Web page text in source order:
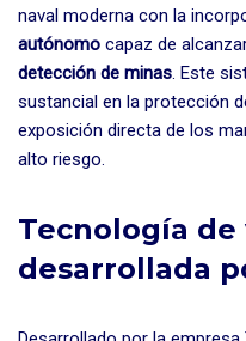
naval moderna con la
autónomo capaz de
detección de minas. Este
sustancial en la protección
exposición directa de los
alto riesgo.
Tecnología de
desarrollada